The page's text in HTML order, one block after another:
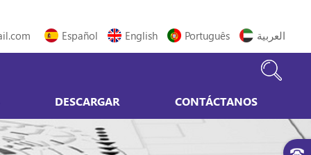
Español
English Português العربية
DESCARGAR CONTÁCTANOS